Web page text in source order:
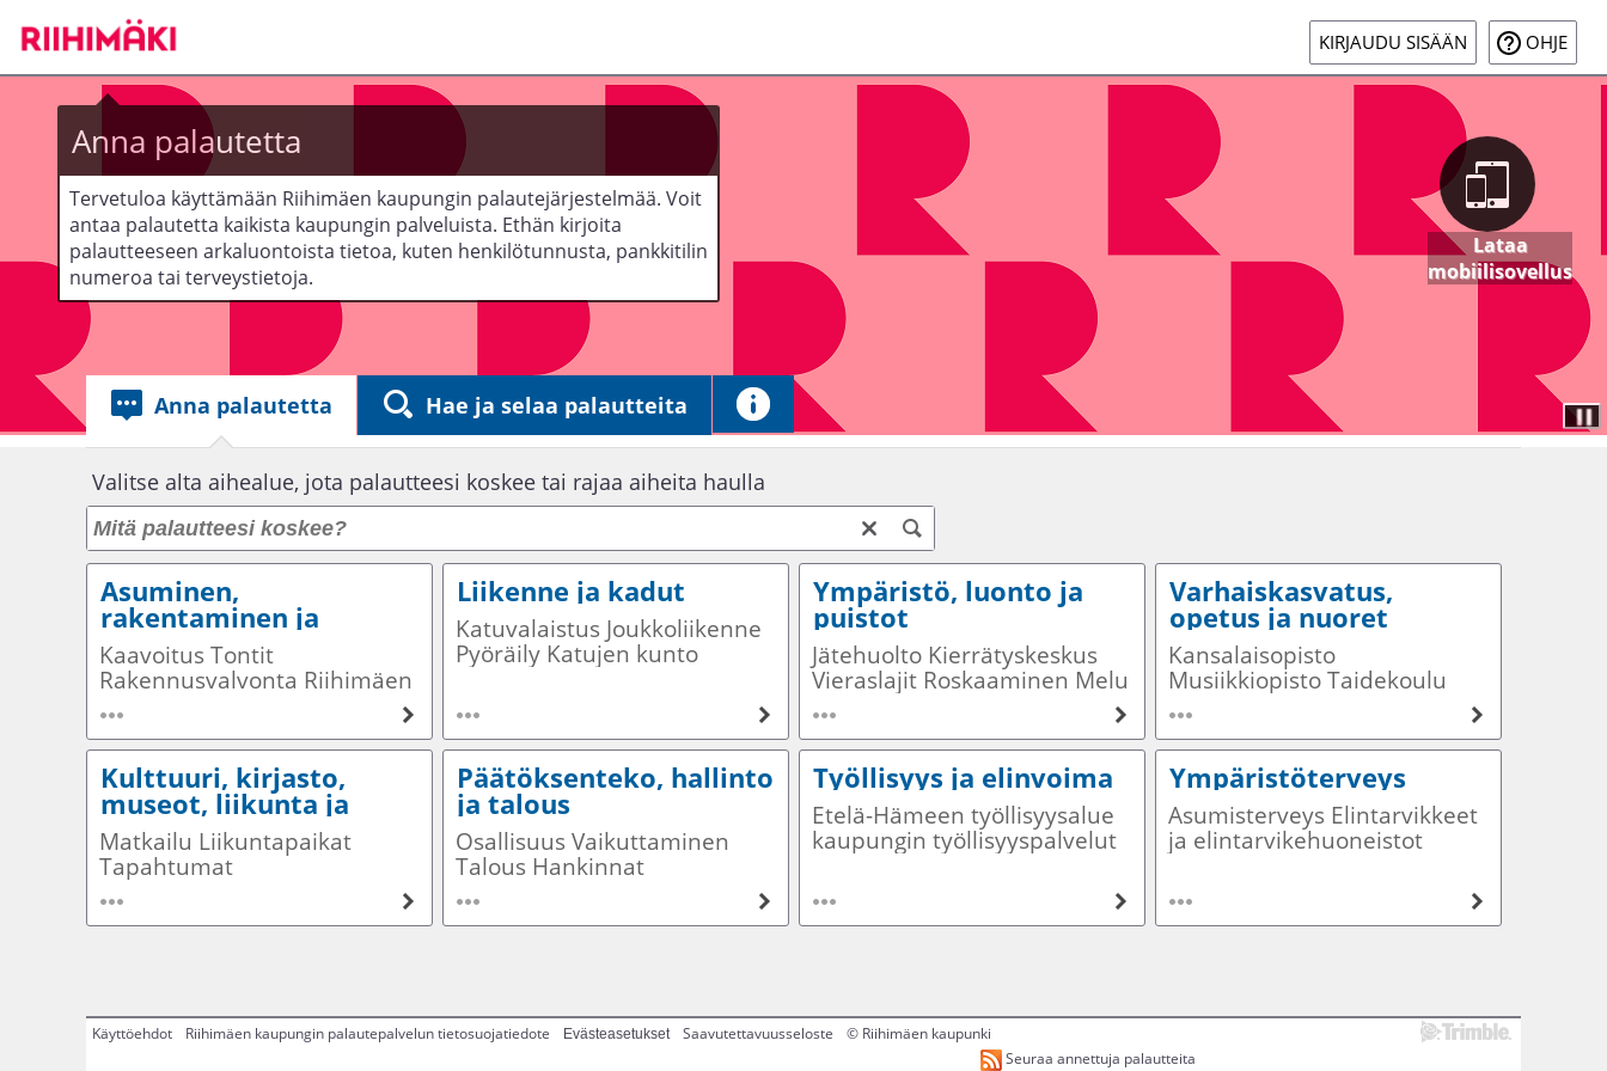
päänäkymään
KIRJAUDU SISÄÄN OHJE
Anna palautetta
Tervetuloa käyttämään Riihimäen kaupungin palautejärjestelmää. Voit
antaa palautetta kaikista kaupungin palveluista. Ethän kirjoita
palautteeseen arkaluontoista tietoa, kuten henkilötunnusta, pankkitilin
numeroa tai terveystietoja.
Lataa
mobiilisovellus
Anna palautetta Hae ja selaa palautteita
Anna
palautetta
Valitse alta aihealue, jota palautteesi koskee tai rajaa aiheita haulla
Asuminen,
rakentaminen ja
kaupunkisuunnittelu
Kaavoitus Tontit
Rakennusvalvonta Riihimäen
vesi Osoitteet Karttapalvelu
Liikenne ja kadut
Katuvalaistus Joukkoliikenne
Pyöräily Katujen kunto
Ympäristö, luonto ja
puistot
Jätehuolto Kierrätyskeskus
Vieraslajit Roskaaminen Melu
Ilmanlaatu Kaatuneet puut
Varhaiskasvatus,
opetus ja nuoret
Kansalaisopisto
Musiikkiopisto Taidekoulu
Koulukuljetukset
Kulttuuri, kirjasto,
museot, liikunta ja
Riksula
Matkailu Liikuntapaikat
Tapahtumat
Kulttuuripalvelut Avoimet
Päätöksenteko, hallinto
ja talous
Osallisuus Vaikuttaminen
Talous Hankinnat
Saavutettavuus
Työllisyys ja elinvoima
Etelä-Hämeen työllisyysalue
kaupungin työllisyyspalvelut
elinkeinoasiat
Ympäristöterveys
Asumisterveys Elintarvikkeet
ja elintarvikehuoneistot
uimavesi Tupakointi Muu
Käyttöehdot Riihimäen kaupungin palautepalvelun tietosuojatiedote Evästeasetukset Saavutettavuusseloste
© Riihimäen kaupunki
Seuraa annettuja palautteita